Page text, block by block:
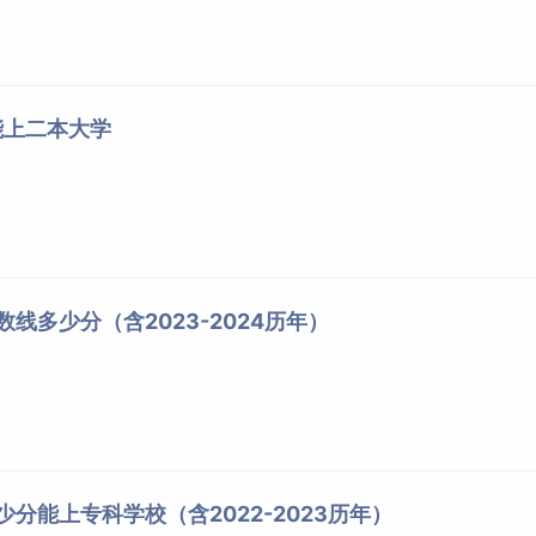
二本大学
线多少分（含2023-2024历年）
分能上专科学校（含2022-2023历年）